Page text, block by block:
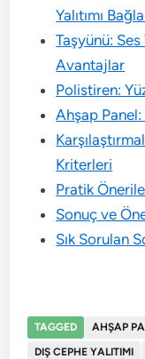
Yalıtımı
Taşyünü: Ses
Avantajlar
Polistiren:
Ahşap
Kriterleri
Pratik
Sonuç ve
Sık Sorulan
TAGGED AHŞAP
DIŞ CEPHE YALITIMI